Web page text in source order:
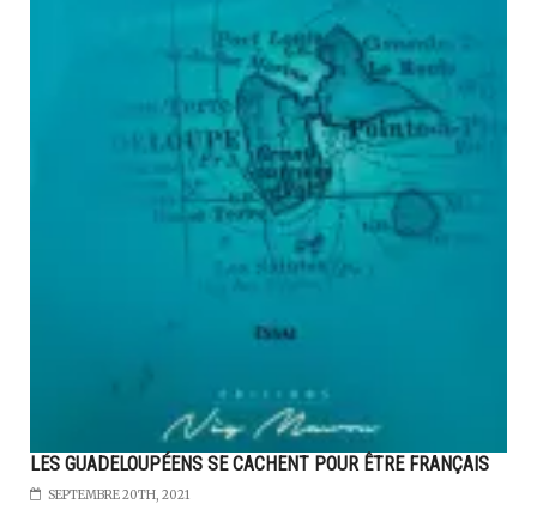
LES GUADELOUPÉENS SE CACHENT POUR ÊTRE FRANÇAIS
SEPTEMBRE 20TH, 2021